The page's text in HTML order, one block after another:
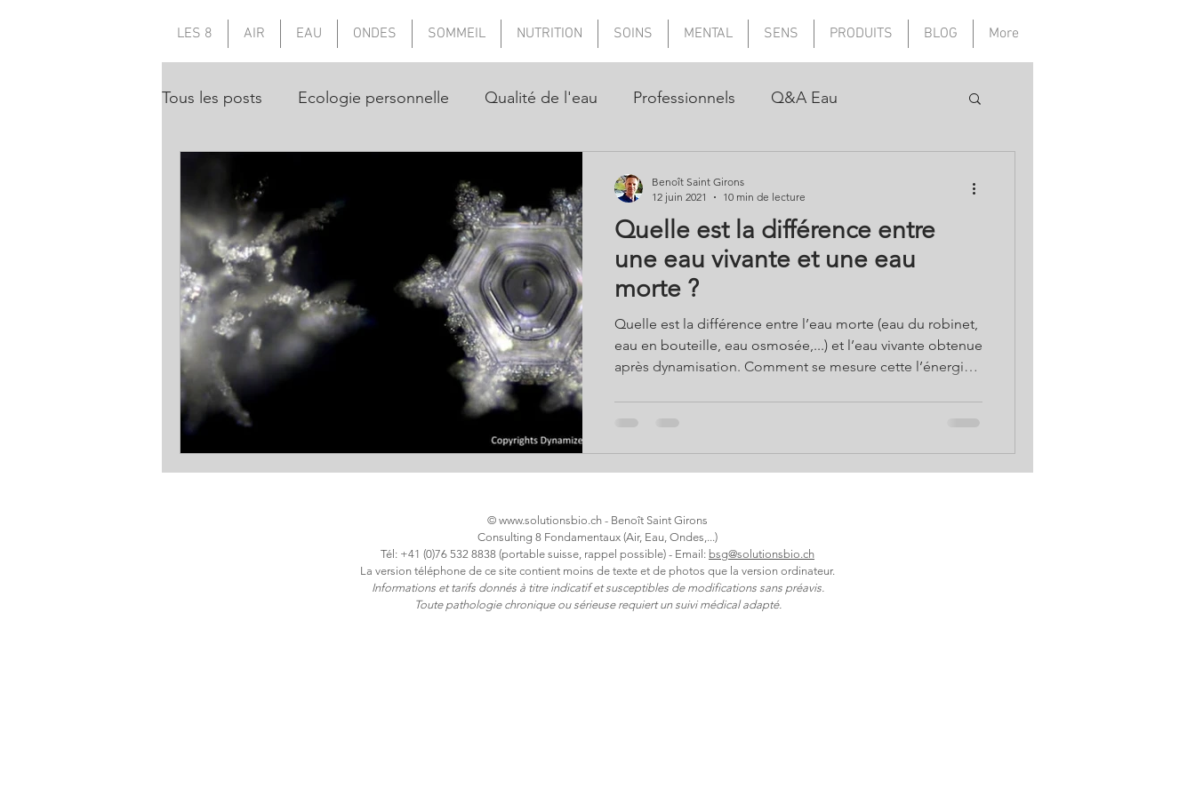
LES 8 AIR EAU ONDES SOMMEIL NUTRITION SOINS MENTAL SENS PRODUITS BLOG More
Tous les posts Ecologie personnelle Qualité de l'eau Professionnels Q&A Eau
Quelle est la différence entre
une eau vivante et une eau
morte ?
Quelle est la différence entre l’eau morte (eau du robinet,
eau en bouteille, eau osmosée,...) et l’eau vivante obtenue
après dynamisation. Comment se mesure cette l’énergie
l’expérience des grains de riz ? Comment retrouver le
plaisir de boire et donc une hydratation de qualité ? Le
Benoît Saint Girons
12 juin 2021
10 min de lecture
© www.solutionsbio.ch - Benoît Saint Girons
Consulting 8 Fondamentaux (Air, Eau, Ondes,...)
Tél: +41 (0)76 532 8838 (portable suisse, rappel possible) - Email: bsg@solutionsbio.ch
La version téléphone de ce site contient moins de texte et de photos que la version ordinateur.
​Informations et tarifs donnés à titre indicatif et susceptibles de modifications sans préavis.
Toute pathologie chronique ou sérieuse requiert un suivi médical adapté.